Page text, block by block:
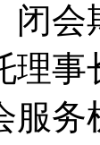
闭会
理事
服务